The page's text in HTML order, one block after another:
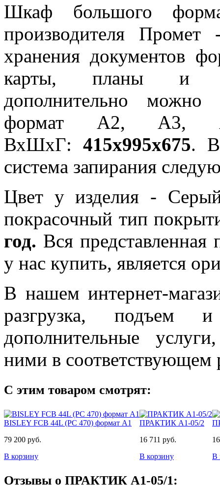
Шкаф большого
производителя Промет
хранения документов
карты, планы и
дополнительно можно
формат А2, А3,
ВхШхГ: 415x995x675.
система запирания
Цвет у изделия -
покрасочный тип
год. Вся
у нас купить, является
В нашем интернет-
разгрузка, подъем
дополнительные
ними в соответствующем
С этим товаром смотрят:
BISLEY FCB 44L (PC 470) формат A1
79 200 руб.
В корзину
ПРАКТИК A1-05/2
16 711 руб.
В корзину
В
Отзывы о ПРАКТИК A1-05/1: